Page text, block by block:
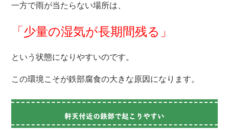
一方で雨が当たらない場所は、
「少量の湿気が長期間残る」
という状態になりやすいのです。
この環境こそが鉄部腐食の大きな原因になります。
軒天付近の鉄部で起こりやすい